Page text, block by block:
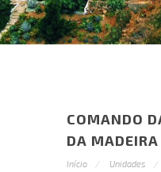
COMANDO
DA MADEIRA
Início Unidades